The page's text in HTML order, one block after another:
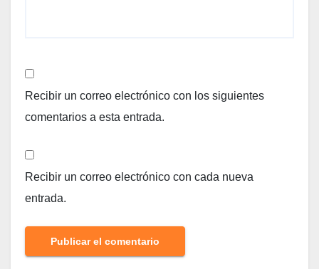
Recibir un correo electrónico con los siguientes
comentarios a esta entrada.
Recibir un correo electrónico con cada nueva
entrada.